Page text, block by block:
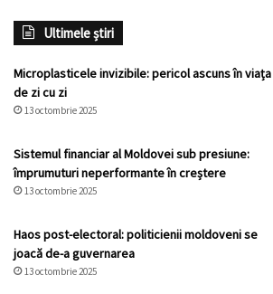
Ultimele știri
Microplasticele invizibile: pericol ascuns în viața
de zi cu zi
13 octombrie 2025
Sistemul financiar al Moldovei sub presiune:
împrumuturi neperformante în creștere
13 octombrie 2025
Haos post-electoral: politicienii moldoveni se
joacă de-a guvernarea
13 octombrie 2025